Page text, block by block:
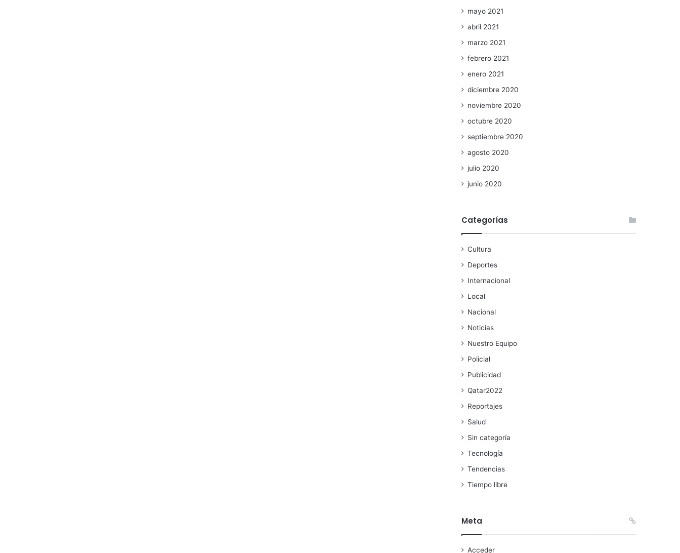
mayo 2021
abril 2021
marzo 2021
febrero 2021
enero 2021
diciembre 2020
noviembre 2020
octubre 2020
septiembre 2020
agosto 2020
julio 2020
junio 2020
Categorías
Cultura
Deportes
Internacional
Local
Nacional
Noticias
Nuestro Equipo
Policial
Publicidad
Qatar2022
Reportajes
Salud
Sin categoría
Tecnología
Tendencias
Tiempo libre
Meta
Acceder